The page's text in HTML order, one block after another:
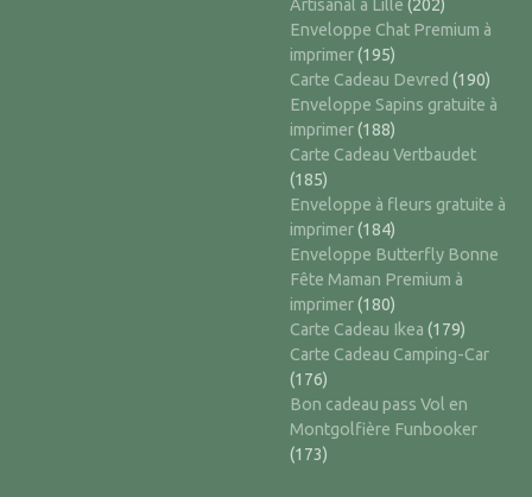
Artisanal à Lille (202)
Enveloppe Chat Premium à
imprimer(195)
Carte Cadeau Devred (190)
Enveloppe Sapins gratuite à
imprimer(188)
Carte Cadeau Vertbaudet
(185)
Enveloppe à fleurs gratuite à
imprimer(184)
Enveloppe Butterfly Bonne
Fête Maman Premium à
imprimer(180)
Carte Cadeau Ikea (179)
Carte Cadeau Camping-Car
(176)
Bon cadeau pass Vol en
Montgolfière Funbooker
(173)